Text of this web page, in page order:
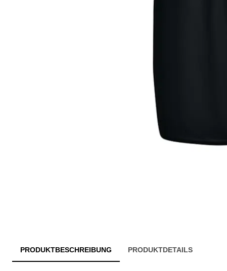
PRODUKTBESCHREIBUNG PRODUKTDETAILS